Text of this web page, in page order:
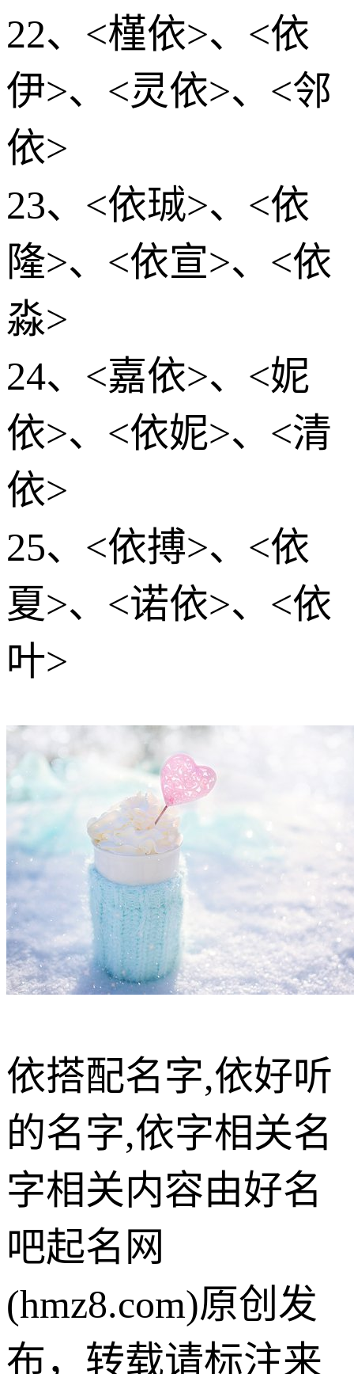
22、<槿依>、<依
伊>、<灵依>、<邻
依>
23、<依珹>、<依
隆>、<依宣>、<依
淼>
24、<嘉依>、<妮
依>、<依妮>、<清
依>
25、<依搏>、<依
夏>、<诺依>、<依
叶>
依搭配名字,依好听
的名字,依字相关名
字相关内容由好名
吧起名网
(hmz8.com)原创发
布，转载请标注来